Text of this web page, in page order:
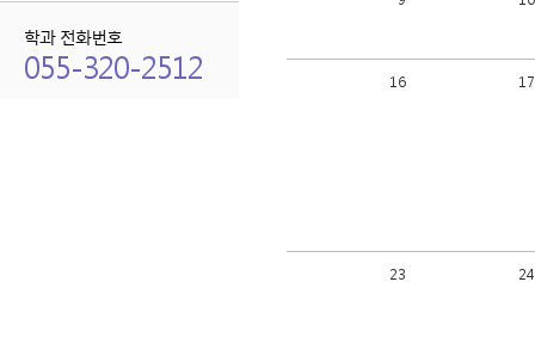
학과 전화번호
055-320-2512 16 17
23 24